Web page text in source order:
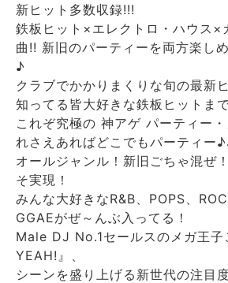
新ヒット多数収録!!!
鉄板ヒット×エレクトロ・ハウス×
曲!! 新旧のパーティーを両方楽し
♪
クラブでかかりまくりな旬の最新
知ってる皆大好きな鉄板ヒットまで
これぞ究極の 神アゲ パーティー
れさえあればどこでもパーティー
オールジャンル！新旧ごちゃ混ぜ
そ実現！
みんな大好きなR&B、POPS、
GGAEがぜ～んぶ入ってる！
Male DJ No.1セールスのメガ王
YEAH!』、
シーンを盛り上げる新世代の注目